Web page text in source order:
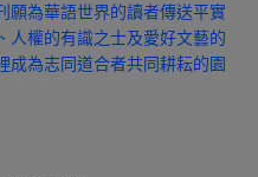
願為華語世界的讀者傳送平實
人權的有識之士及愛好文藝的
成為志同道合者共同耕耘的園